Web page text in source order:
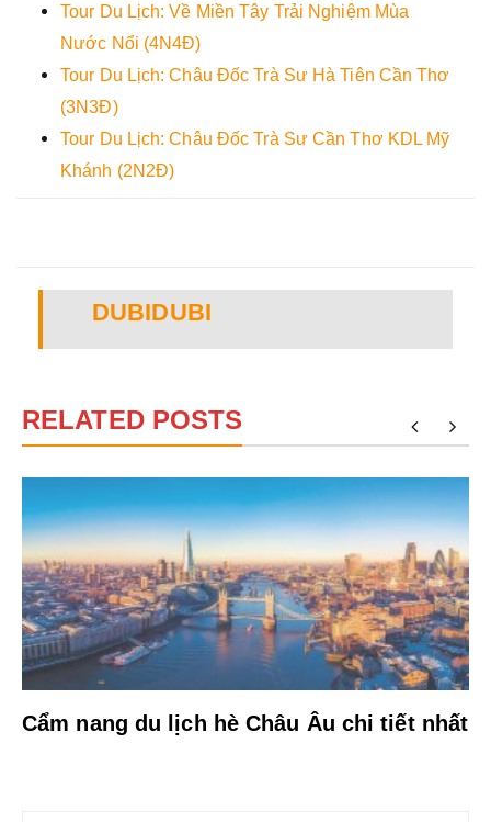
Tour Du Lịch: Về Miền Tây Trải Nghiệm Mùa
Nước Nổi (4N4Đ)
Tour Du Lịch: Châu Đốc Trà Sư Hà Tiên Cần Thơ
(3N3Đ)
Tour Du Lịch: Châu Đốc Trà Sư Cần Thơ KDL Mỹ
Khánh (2N2Đ)
DUBIDUBI
RELATED POSTS
Cẩm nang du lịch hè Châu Âu chi tiết nhất